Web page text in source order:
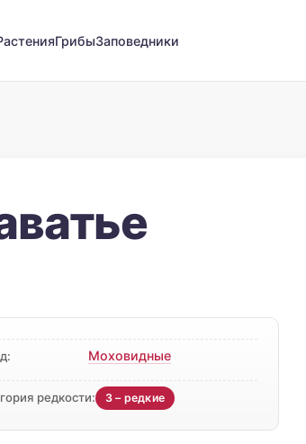
ГрибыЗаповедники
Моховидные
редкости: 3 – редкие